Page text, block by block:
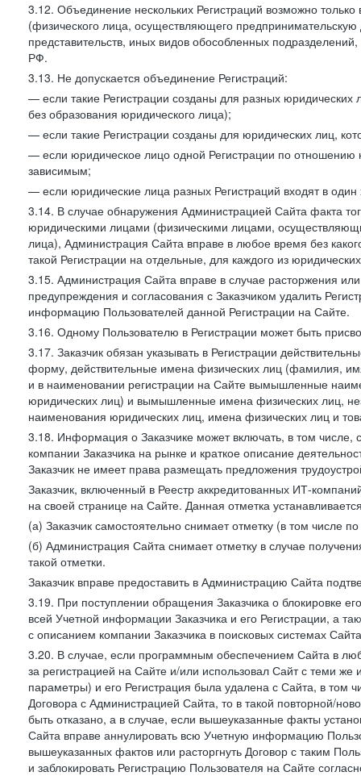
3.12. Объединение нескольких Регистраций возможно
(физического лица, осуществляющего
представительств, иных видов обособленных
РФ.
3.13. Не допускается объединение Регистраций:
— если такие Регистрации созданы для разных
без образования юридического лица);
— если такие Регистрации созданы для юридических лиц,
— если юридическое лицо одной Регистрации по отношению
зависимым;
— если юридические лица разных Регистраций входят в
3.14. В случае обнаружения Администрацией Сайта факта
юридическими лицами (физическими лицами,
лица), Администрация Сайта вправе в любое время без
такой Регистрации на отдельные, для каждого из
3.15. Администрация Сайта вправе в случае расторжения
предупреждения и согласования с Заказчиком удалить
информацию Пользователей данной Регистрации на Сайте.
3.16. Одному Пользователю в Регистрации может быть
3.17. Заказчик обязан указывать в Регистрации
форму, действительные имена физических лиц (фамилия,
и в наименовании регистрации на Сайте вымышленные
юридических лиц) и вымышленные имена физических лиц,
наименования юридических лиц, имена физических лиц и
3.18. Информация о Заказчике может включать, в том
компании Заказчика на рынке и краткое описание
Заказчик не имеет права размещать предложения
Заказчик, включенный в Реестр аккредитованных ИТ-
на своей странице на Сайте. Данная отметка
(а) Заказчик самостоятельно снимает отметку (в том числе
(б) Администрация Сайта снимает отметку в случае
такой отметки.
Заказчик вправе предоставить в Администрацию Сайта
3.19. При поступлении обращения Заказчика о блокировке
всей Учетной информации Заказчика и его Регистрации, а
с описанием компании Заказчика в поисковых системах
3.20. В случае, если программным обеспечением Сайта в
за регистрацией на Сайте и/или использовал Сайт с теми
параметры) и его Регистрация была удалена с Сайта, в том
Договора с Администрацией Сайта, то в такой повторной/
быть отказано, а в случае, если вышеуказанные факты
Сайта вправе аннулировать всю Учетную информацию
вышеуказанных фактов или расторгнуть Договор с таким
и заблокировать Регистрацию Пользователя на Сайте